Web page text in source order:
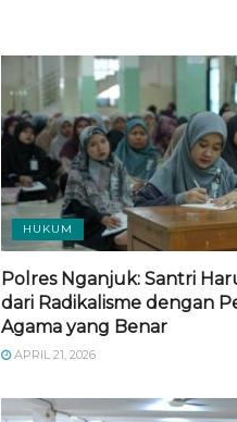
HUKUM
Polres Nganjuk: Santri
dari Radikalisme dengan
Agama yang Benar
APRIL 21, 2026